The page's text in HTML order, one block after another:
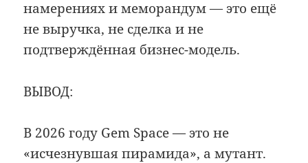
намерениях и меморандум — это ещё
не выручка, не сделка и не
подтверждённая бизнес-модель.
ВЫВОД:
В 2026 году Gem Space — это не
«исчезнувшая пирамида», а мутант.